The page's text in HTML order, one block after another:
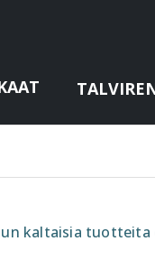
kaltaisia tuotteita